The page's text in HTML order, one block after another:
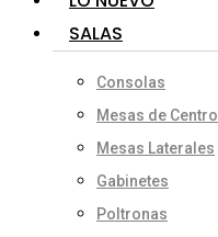
SALAS
Consolas
Mesas de Centro
Mesas Laterales
Gabinetes
Poltronas